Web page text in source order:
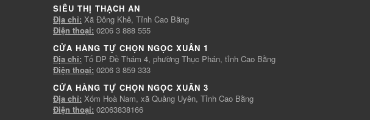
SIÊU THỊ THẠCH AN
Địa chỉ: Xã Đông Khê, Tỉnh Cao Bằng
Điện thoại: 0206 3 888 555
CỬA HÀNG TỰ CHỌN NGỌC XUÂN 1
Địa chỉ: Tổ DP Đề Thám 4, phường Thục Phán, tỉnh Cao Bằng
Điện thoại: 0206 3 859 333
CỬA HÀNG TỰ CHỌN NGỌC XUÂN 3
Địa chỉ: Xóm Hoà Nam, xã Quảng Uyên, Tỉnh Cao Bằng
Điện thoại: 02063838166